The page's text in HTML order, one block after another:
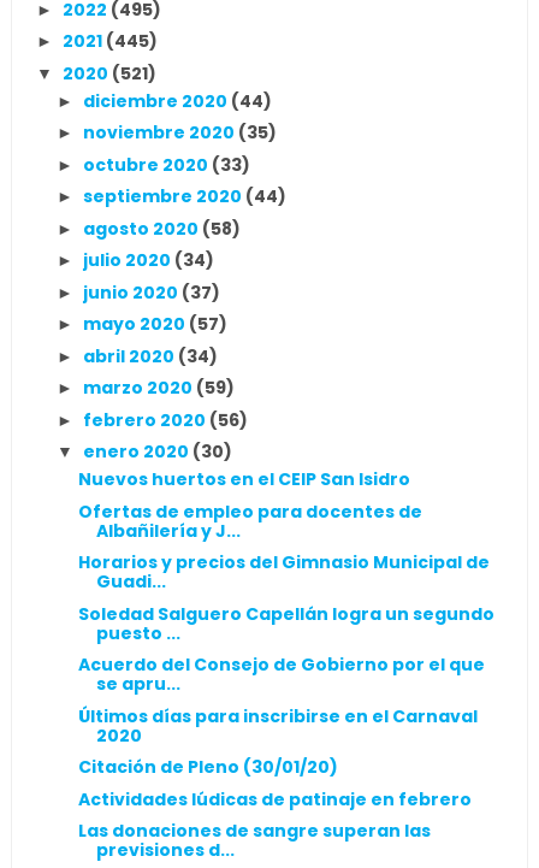
► 2022 (495)
► 2021 (445)
▼ 2020 (521)
► diciembre 2020 (44)
► noviembre 2020 (35)
► octubre 2020 (33)
► septiembre 2020 (44)
► agosto 2020 (58)
► julio 2020 (34)
► junio 2020 (37)
► mayo 2020 (57)
► abril 2020 (34)
► marzo 2020 (59)
► febrero 2020 (56)
▼ enero 2020 (30)
Nuevos huertos en el CEIP San Isidro
Ofertas de empleo para docentes de
Albañilería y J...
Horarios y precios del Gimnasio Municipal de
Guadi...
Soledad Salguero Capellán logra un segundo
puesto ...
Acuerdo del Consejo de Gobierno por el que
se apru...
Últimos días para inscribirse en el Carnaval
2020
Citación de Pleno (30/01/20)
Actividades lúdicas de patinaje en febrero
Las donaciones de sangre superan las
previsiones d...